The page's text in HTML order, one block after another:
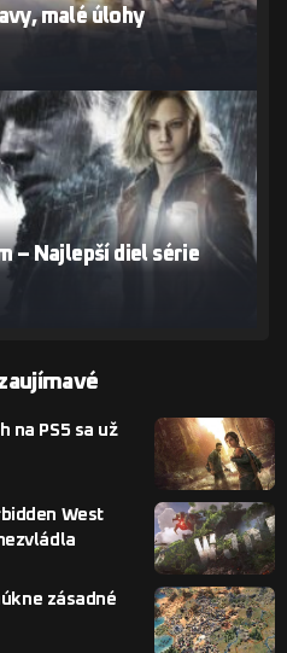
malé úlohy
– Najlepší diel série
na PS5 sa už
West
zásadné